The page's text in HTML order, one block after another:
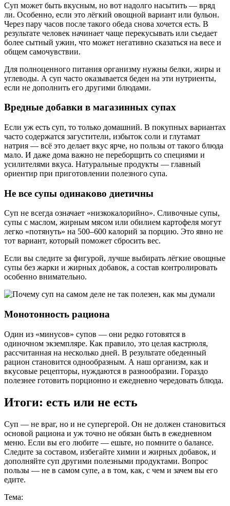
Суп может быть вкусным, но вот надолго насытить — вряд
ли. Особенно, если это лёгкий овощной вариант или бульон.
Через пару часов после такого обеда снова хочется есть. В
результате человек начинает чаще перекусывать или съедает
более сытный ужин, что может негативно сказаться на весе и
общем самочувствии.
Для полноценного питания организму нужны белки, жиры и
углеводы. А суп часто оказывается беден на эти нутриенты,
если не дополнить его другими блюдами.
Вредные добавки в магазинных супах
Если уж есть суп, то только домашний. В покупных вариантах
часто содержатся загустители, избыток соли и глутамат
натрия — всё это делает вкус ярче, но пользы от такого блюда
мало. И даже дома важно не переборщить со специями и
усилителями вкуса. Натуральные продукты — главный
ориентир при приготовлении полезного супа.
Не все супы одинаково диетичны
Суп не всегда означает «низкокалорийно». Сливочные супы,
супы с маслом, жирным мясом или обилием картофеля могут
легко «потянуть» на 500–600 калорий за порцию. Это явно не
тот вариант, который поможет сбросить вес.
Если вы следите за фигурой, лучше выбирать лёгкие овощные
супы без жарки и жирных добавок, а состав контролировать
особенно внимательно.
Монотонность рациона
Один из «минусов» супов — они редко готовятся в
одиночном экземпляре. Как правило, это целая кастрюля,
рассчитанная на несколько дней. В результате обеденный
рацион становится однообразным. А наш организм, как и
вкусовые рецепторы, нуждаются в разнообразии. Гораздо
полезнее готовить порционно и ежедневно чередовать блюда.
Итоги: есть или не есть
Суп — не враг, но и не супергерой. Он не должен становиться
основой рациона и уж точно не обязан быть в ежедневном
меню. Если вы его любите — ешьте, но помните о балансе.
Следите за составом, избегайте химии и жирных добавок, и
дополняйте суп другими полезными продуктами. Вопрос
пользы — не в самом супе, а в том, как, с чем и зачем вы его
едите.
Тема: